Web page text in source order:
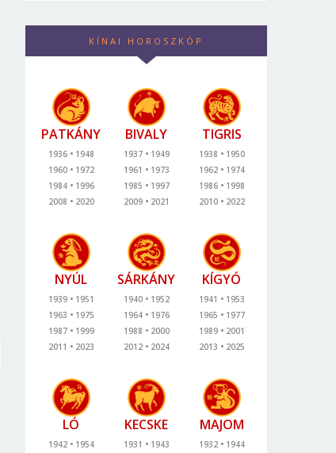
KÍNAI HOROSZKÓP
PATKÁNY
1936
1948
1960
1972
1984
1996
2008
2020
BIVALY
1937
1949
1961
1973
1985
1997
2009
2021
TIGRIS
1938
1950
1962
1974
1986
1998
2010
2022
NYÚL
1939
1951
1963
1975
1987
1999
2011
2023
SÁRKÁNY
1940
1952
1964
1976
1988
2000
2012
2024
KÍGYÓ
1941
1953
1965
1977
1989
2001
2013
2025
LÓ
1942
1954
KECSKE
1931
1943
MAJOM
1932
1944